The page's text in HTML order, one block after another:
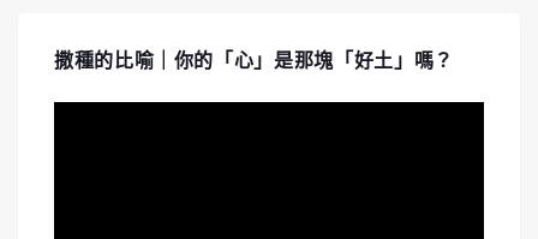
撒種的比喻｜你的「心」是那塊「好土」嗎？